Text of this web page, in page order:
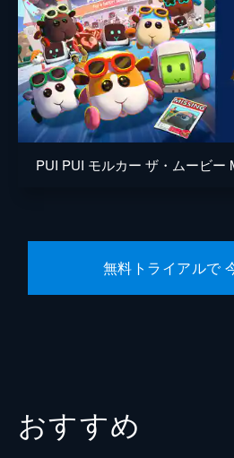
ほかのモルカーよりちょっぴり怖がり
の、とあるモルカーは教習で失敗ばか
業できるのかドキドキで...。
3分
#9 ドキドキ！月面教習
今日は教習所どころか地球をも飛び出し
へ!酸素ボンベを装着し、月面に着陸し
ルカーたちのわくわくな教習がスタート
どこか寂しげで...?
PUI PUI モルカー ザ・ムービー
無料トライアルで
おすすめ